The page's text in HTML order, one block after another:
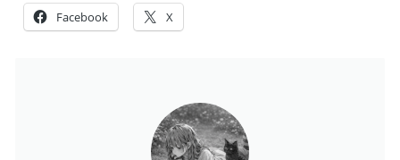
Facebook X